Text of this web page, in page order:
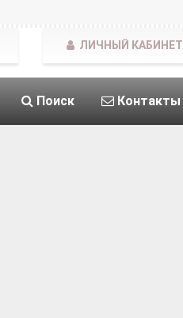
Поиск Контакты
ЛИЧНЫЙ КАБИНЕТ